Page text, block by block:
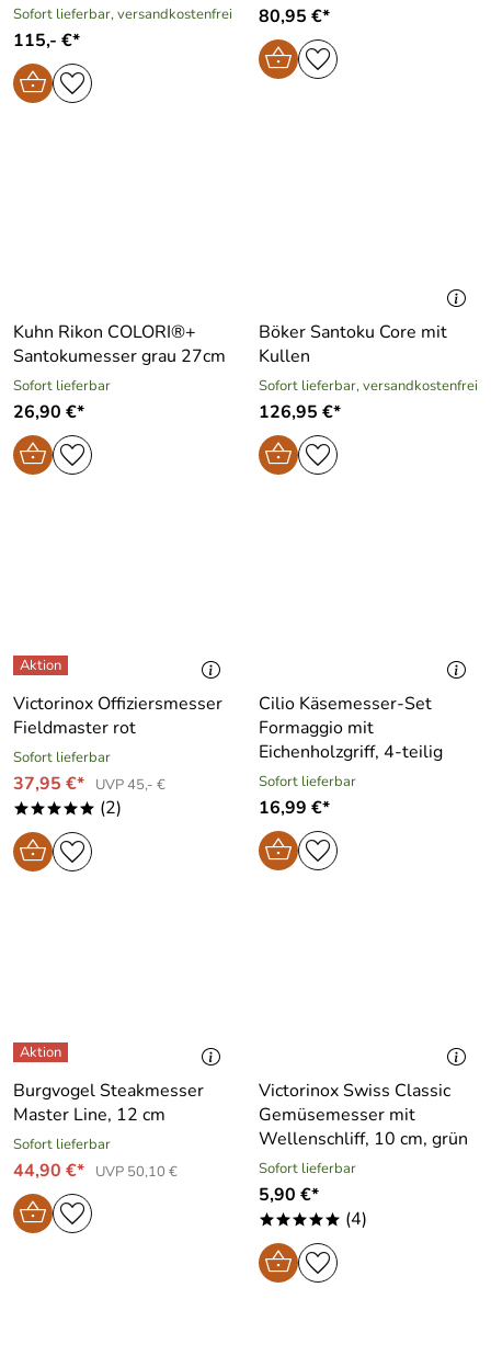
Sofort lieferbar, versandkostenfrei
115,- €*
80,95 €*
Kuhn Rikon COLORI®+
Santokumesser grau 27cm
Sofort lieferbar
26,90 €*
Böker Santoku Core mit
Kullen
Sofort lieferbar, versandkostenfrei
126,95 €*
Victorinox Offiziersmesser
Fieldmaster rot
Sofort lieferbar
37,95 €* UVP 45,- €
***** (2)
Cilio Käsemesser-Set
Formaggio mit
Eichenholzgriff, 4-teilig
Sofort lieferbar
16,99 €*
Burgvogel Steakmesser
Master Line, 12 cm
Sofort lieferbar
44,90 €* UVP 50,10 €
Victorinox Swiss Classic
Gemüsemesser mit
Wellenschliff, 10 cm, grün
Sofort lieferbar
5,90 €*
***** (4)